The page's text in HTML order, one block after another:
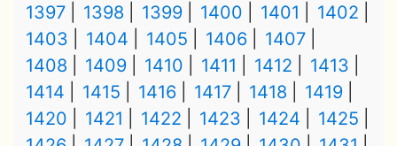
1397
1398 1399 1400 1401
1402
1403
1404 1405 1406
1407
1408
1409 1410 1411 1412
1413
1414
1415 1416 1417 1418
1419
1420
1421 1422 1423 1424
1425